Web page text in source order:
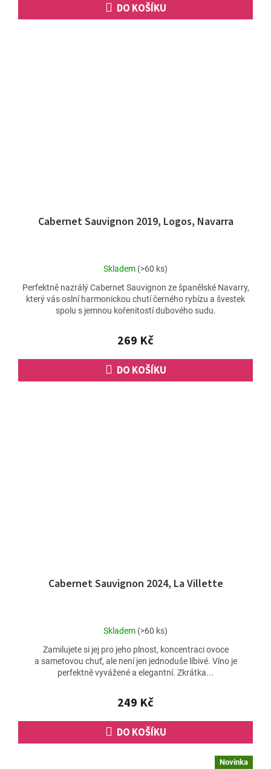
DO KOŠÍKU
Cabernet Sauvignon 2019, Logos, Navarra
Průměrné
produktu
je
5,0
5
hvězdiček.
Skladem (>60 ks)
269 Kč
DO KOŠÍKU
Perfektně nazrálý Cabernet Sauvignon ze španělské Navarry,
který vás oslní harmonickou chutí černého rybízu a švestek
spolu s jemnou kořenitostí dubového sudu.
Cabernet Sauvignon 2024, La Villette
Průměrné
produktu
je
4,6
5
hvězdiček.
Skladem (>60 ks)
249 Kč
DO KOŠÍKU
Zamilujete si jej pro jeho plnost, koncentraci ovoce
a sametovou chuť, ale není jen jednoduše líbivé. Víno je
perfektně vyvážené a elegantní. Zkrátka...
Novinka